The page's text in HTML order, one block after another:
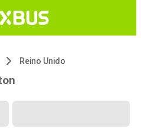
Reino Unido